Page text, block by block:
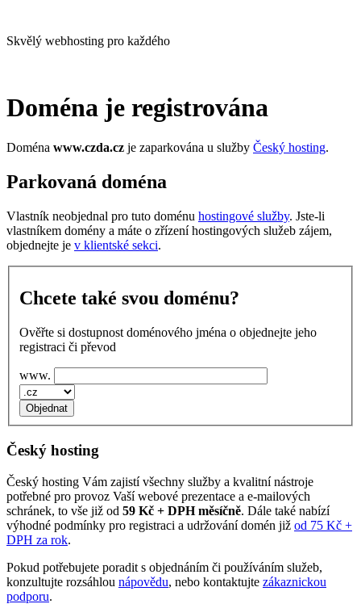
Skvělý webhosting pro každého
Doména je registrována
Doména www.czda.cz je zaparkována u služby Český hosting.
Parkovaná doména
Vlastník neobjednal pro tuto doménu hostingové služby. Jste-li
vlastníkem domény a máte o zřízení hostingových služeb zájem,
objednejte je v klientské sekci.
Chcete také svou doménu?
Ověřte si dostupnost doménového jména o objednejte jeho
registraci či převod
www.
Český hosting
Český hosting Vám zajistí všechny služby a kvalitní nástroje
potřebné pro provoz Vaší webové prezentace a e‑mailových
schránek, to vše již od 59 Kč + DPH měsíčně. Dále také nabízí
výhodné podmínky pro registraci a udržování domén již od 75 Kč +
DPH za rok.
Pokud potřebujete poradit s objednáním či používáním služeb,
konzultujte rozsáhlou nápovědu, nebo kontaktujte zákaznickou
podporu.